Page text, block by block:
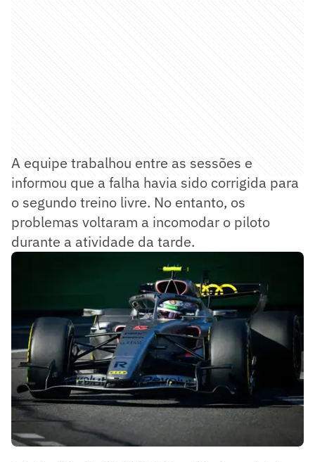
A equipe trabalhou entre as sessões e
informou que a falha havia sido corrigida para
o segundo treino livre. No entanto, os
problemas voltaram a incomodar o piloto
durante a atividade da tarde.